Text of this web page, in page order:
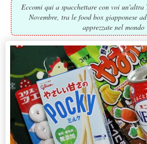
Eccomi qui a spacchettare con voi un'altra
Novembre, tra le food box giapponese
apprezzate nel mondo